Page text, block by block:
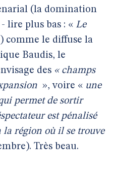
(la domination
lire plus bas : « Le
) comme le diffuse la
Baudis, le
des « champs
», voire « une
permet de sortir
est pénalisé
la région où il se trouve
Très beau.